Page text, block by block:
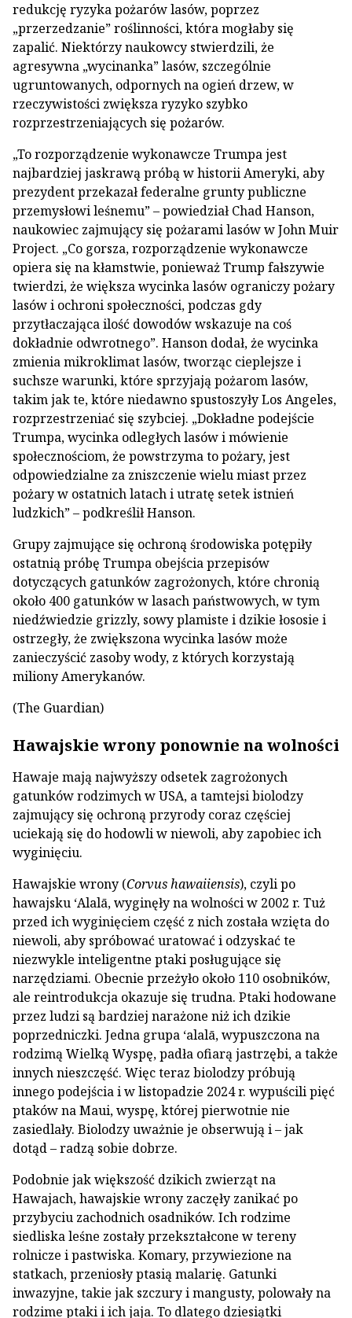
redukcję ryzyka pożarów lasów, poprzez
„przerzedzanie” roślinności, która mogłaby się
zapalić. Niektórzy naukowcy stwierdzili, że
agresywna „wycinanka” lasów, szczególnie
ugruntowanych, odpornych na ogień drzew, w
rzeczywistości zwiększa ryzyko szybko
rozprzestrzeniających się pożarów.
„To rozporządzenie wykonawcze Trumpa jest
najbardziej jaskrawą próbą w historii Ameryki, aby
prezydent przekazał federalne grunty publiczne
przemysłowi leśnemu” – powiedział Chad Hanson,
naukowiec zajmujący się pożarami lasów w John Muir
Project. „Co gorsza, rozporządzenie wykonawcze
opiera się na kłamstwie, ponieważ Trump fałszywie
twierdzi, że większa wycinka lasów ograniczy pożary
lasów i ochroni społeczności, podczas gdy
przytłaczająca ilość dowodów wskazuje na coś
dokładnie odwrotnego”. Hanson dodał, że wycinka
zmienia mikroklimat lasów, tworząc cieplejsze i
suchsze warunki, które sprzyjają pożarom lasów,
takim jak te, które niedawno spustoszyły Los Angeles,
rozprzestrzeniać się szybciej. „Dokładne podejście
Trumpa, wycinka odległych lasów i mówienie
społecznościom, że powstrzyma to pożary, jest
odpowiedzialne za zniszczenie wielu miast przez
pożary w ostatnich latach i utratę setek istnień
ludzkich” – podkreślił Hanson.
Grupy zajmujące się ochroną środowiska potępiły
ostatnią próbę Trumpa obejścia przepisów
dotyczących gatunków zagrożonych, które chronią
około 400 gatunków w lasach państwowych, w tym
niedźwiedzie grizzly, sowy plamiste i dzikie łososie i
ostrzegły, że zwiększona wycinka lasów może
zanieczyścić zasoby wody, z których korzystają
miliony Amerykanów.
(The Guardian)
Hawajskie wrony ponownie na wolności
Hawaje mają najwyższy odsetek zagrożonych
gatunków rodzimych w USA, a tamtejsi biolodzy
zajmujący się ochroną przyrody coraz częściej
uciekają się do hodowli w niewoli, aby zapobiec ich
wyginięciu.
Hawajskie wrony (Corvus hawaiiensis), czyli po
hawajsku ʻAlalā, wyginęły na wolności w 2002 r. Tuż
przed ich wyginięciem część z nich została wzięta do
niewoli, aby spróbować uratować i odzyskać te
niezwykle inteligentne ptaki posługujące się
narzędziami. Obecnie przeżyło około 110 osobników,
ale reintrodukcja okazuje się trudna. Ptaki hodowane
przez ludzi są bardziej narażone niż ich dzikie
poprzedniczki. Jedna grupa ʻalalā, wypuszczona na
rodzimą Wielką Wyspę, padła ofiarą jastrzębi, a także
innych nieszczęść. Więc teraz biolodzy próbują
innego podejścia i w listopadzie 2024 r. wypuścili pięć
ptaków na Maui, wyspę, której pierwotnie nie
zasiedlały. Biolodzy uważnie je obserwują i – jak
dotąd – radzą sobie dobrze.
Podobnie jak większość dzikich zwierząt na
Hawajach, hawajskie wrony zaczęły zanikać po
przybyciu zachodnich osadników. Ich rodzime
siedliska leśne zostały przekształcone w tereny
rolnicze i pastwiska. Komary, przywiezione na
statkach, przeniosły ptasią malarię. Gatunki
inwazyjne, takie jak szczury i mangusty, polowały na
rodzime ptaki i ich jaja. To dlatego dziesiątki